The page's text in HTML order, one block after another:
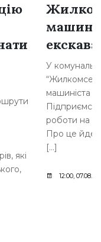
які
У
машиніста
роботи на
Про це
[…]
12:00,